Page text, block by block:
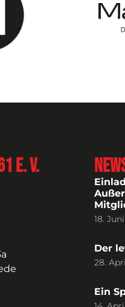
e. V.
18.
Der
28.
Ein